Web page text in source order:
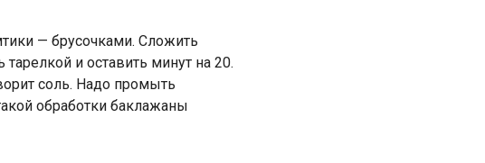
— брусочками. Сложить
и оставить минут на 20.
соль. Надо промыть
обработки баклажаны